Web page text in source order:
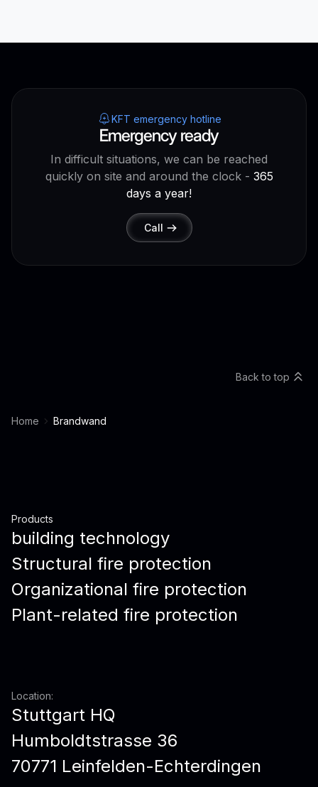
KFT emergency hotline
Emergency ready
In difficult situations, we can be reached
quickly on site and around the clock - 365
days a year!
Call
Home Brandwand
Back to top
Products
building technology
Structural fire protection
Organizational fire protection
Plant-related fire protection
Location:
Stuttgart HQ
Humboldtstrasse 36
70771 Leinfelden-Echterdingen